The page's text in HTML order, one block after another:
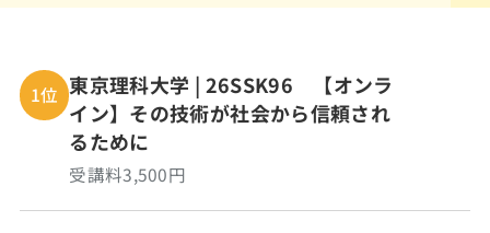
1位 東京理科大学 | 26SSK96 【オンラ
イン】その技術が社会から信頼され
るために
受講料3,500円